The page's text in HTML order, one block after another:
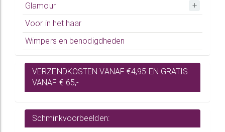
Glamour
Voor in het haar
Wimpers en benodigdheden
VERZENDKOSTEN VANAF €4,95 EN GRATIS
VANAF € 65,-
Schminkvoorbeelden: